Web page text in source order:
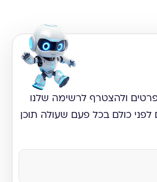
ולהצטרף לרשימה שלנו
לפני כולם בכל פעם שעולה תוכן